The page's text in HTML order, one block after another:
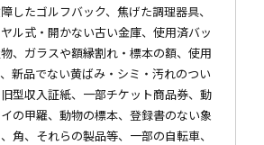
したゴルフバック、焦げた調理器具、
ル式・開かない古い金庫、使用済バッ
、ガラスや額縁割れ・標本の額、使用
新品でない黄ばみ・シミ・汚れのつい
型収入証紙、一部チケット商品券、動
の甲羅、動物の標本、登録書のない象
角、それらの製品等、一部の自転車、